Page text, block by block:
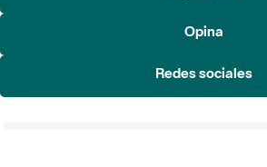
Opina
Redes sociales